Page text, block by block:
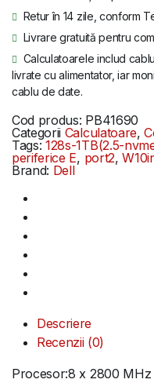
Retur în 14 zile, conform
Livrare gratuită pentru
Calculatoarele includ
livrate cu alimentator, iar
cablu de date.
Cod produs: PB41690
Categorii Calculatoare,
Tags: 128s-1TB(2.5-
periferice E, port2,
Brand: Dell
Descriere
Recenzii (0)
Procesor:8 x 2800